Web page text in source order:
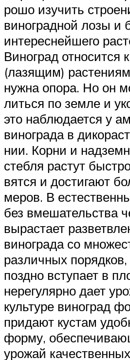
рошо изучить
виноградной лозы и
интереснейшего
Виноград относится
(лазящим)
нужна опора. Но он
литься по земле и
это наблюдается у
винограда в
нии. Корни и
стебля растут
вятся и достигают
меров. В
без вмешательства
выраста­ет
винограда со
различных
поздно вступает в
нерегулярно дает
культуре виноград
придают кустам
форму,
урожай